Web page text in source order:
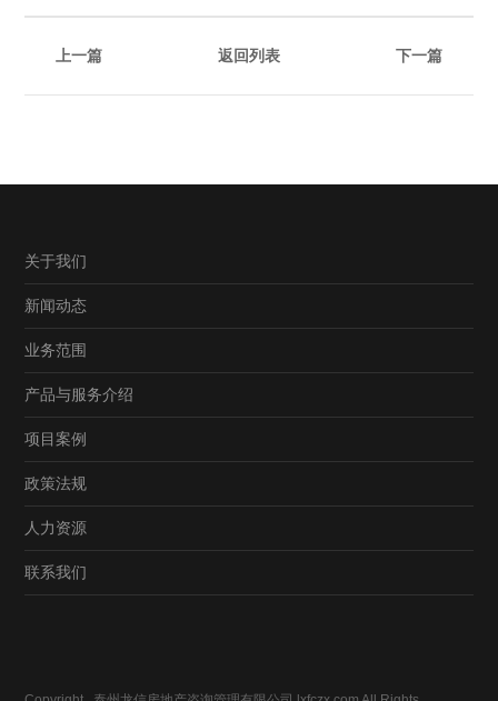
上一篇 返回列表 下一篇
关于我们
新闻动态
业务范围
产品与服务介绍
项目案例
政策法规
人力资源
联系我们